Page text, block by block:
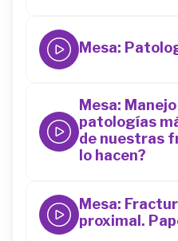
Mesa:
Mesa:
patologías
de nuestras
lo hacen?
Mesa:
proximal.